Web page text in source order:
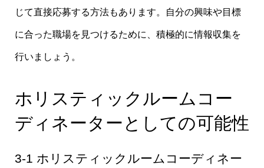
じて直接応募する方法もあります。自分の興味や目標
に合った職場を見つけるために、積極的に情報収集を
行いましょう。
ホリスティックルームコー
ディネーターとしての可能性
3-1 ホリスティックルームコーディネー